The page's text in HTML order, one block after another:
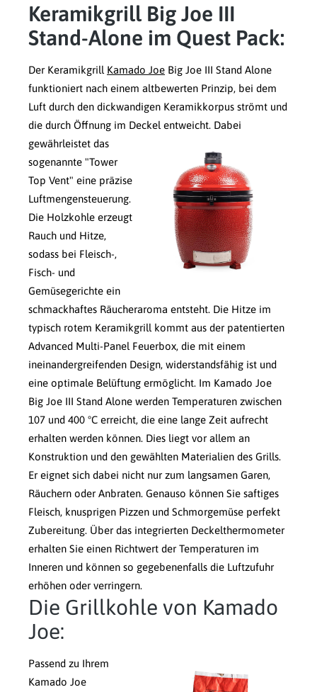
Keramikgrill Big Joe III
Stand-Alone im Quest Pack:
Der Keramikgrill Kamado Joe Big Joe III Stand Alone
funktioniert nach einem altbewerten Prinzip, bei dem
Luft durch den dickwandigen Keramikkorpus strömt und
die durch Öffnung im Deckel entweicht. Dabei
gewährleistet das
sogenannte "Tower
Top Vent" eine präzise
Luftmengensteuerung.
Die Holzkohle erzeugt
Rauch und Hitze,
sodass bei Fleisch-,
Fisch- und
Gemüsegerichte ein
schmackhaftes Räucheraroma entsteht. Die Hitze im
typisch rotem Keramikgrill kommt aus der patentierten
Advanced Multi-Panel Feuerbox, die mit einem
ineinandergreifenden Design, widerstandsfähig ist und
eine optimale Belüftung ermöglicht. Im Kamado Joe
Big Joe III Stand Alone werden Temperaturen zwischen
107 und 400 °C erreicht, die eine lange Zeit aufrecht
erhalten werden können. Dies liegt vor allem an
Konstruktion und den gewählten Materialien des Grills.
Er eignet sich dabei nicht nur zum langsamen Garen,
Räuchern oder Anbraten. Genauso können Sie saftiges
Fleisch, knusprigen Pizzen und Schmorgemüse perfekt
Zubereitung. Über das integrierten Deckelthermometer
erhalten Sie einen Richtwert der Temperaturen im
Inneren und können so gegebenenfalls die Luftzufuhr
erhöhen oder verringern.
Die Grillkohle von Kamado
Joe:
Passend zu Ihrem
Kamado Joe